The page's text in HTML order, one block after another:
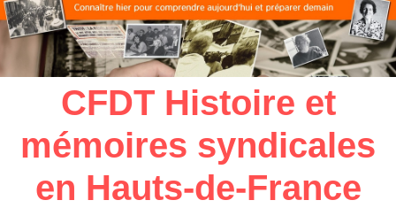
CFDT Histoire et
mémoires syndicales
en Hauts-de-France